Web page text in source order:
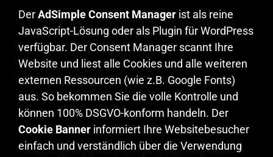
DerAdSimple Consent Manager ist als reine
JavaScript-Lösung oder als Plugin für WordPress
verfügbar. Der Consent Manager scannt Ihre
Website und liest alle Cookies und alle weiteren
externen Ressourcen (wie z.B. Google Fonts)
aus. So bekommen Sie die volle Kontrolle und
können 100% DSGVO-konform handeln. Der
Cookie Banner informiert Ihre Websitebesucher
einfach und verständlich über die Verwendung